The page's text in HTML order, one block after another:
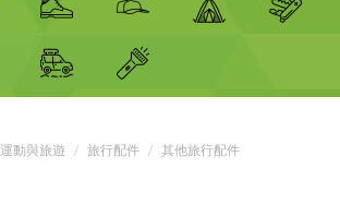
運動與旅遊 旅行配件 其他旅行配件